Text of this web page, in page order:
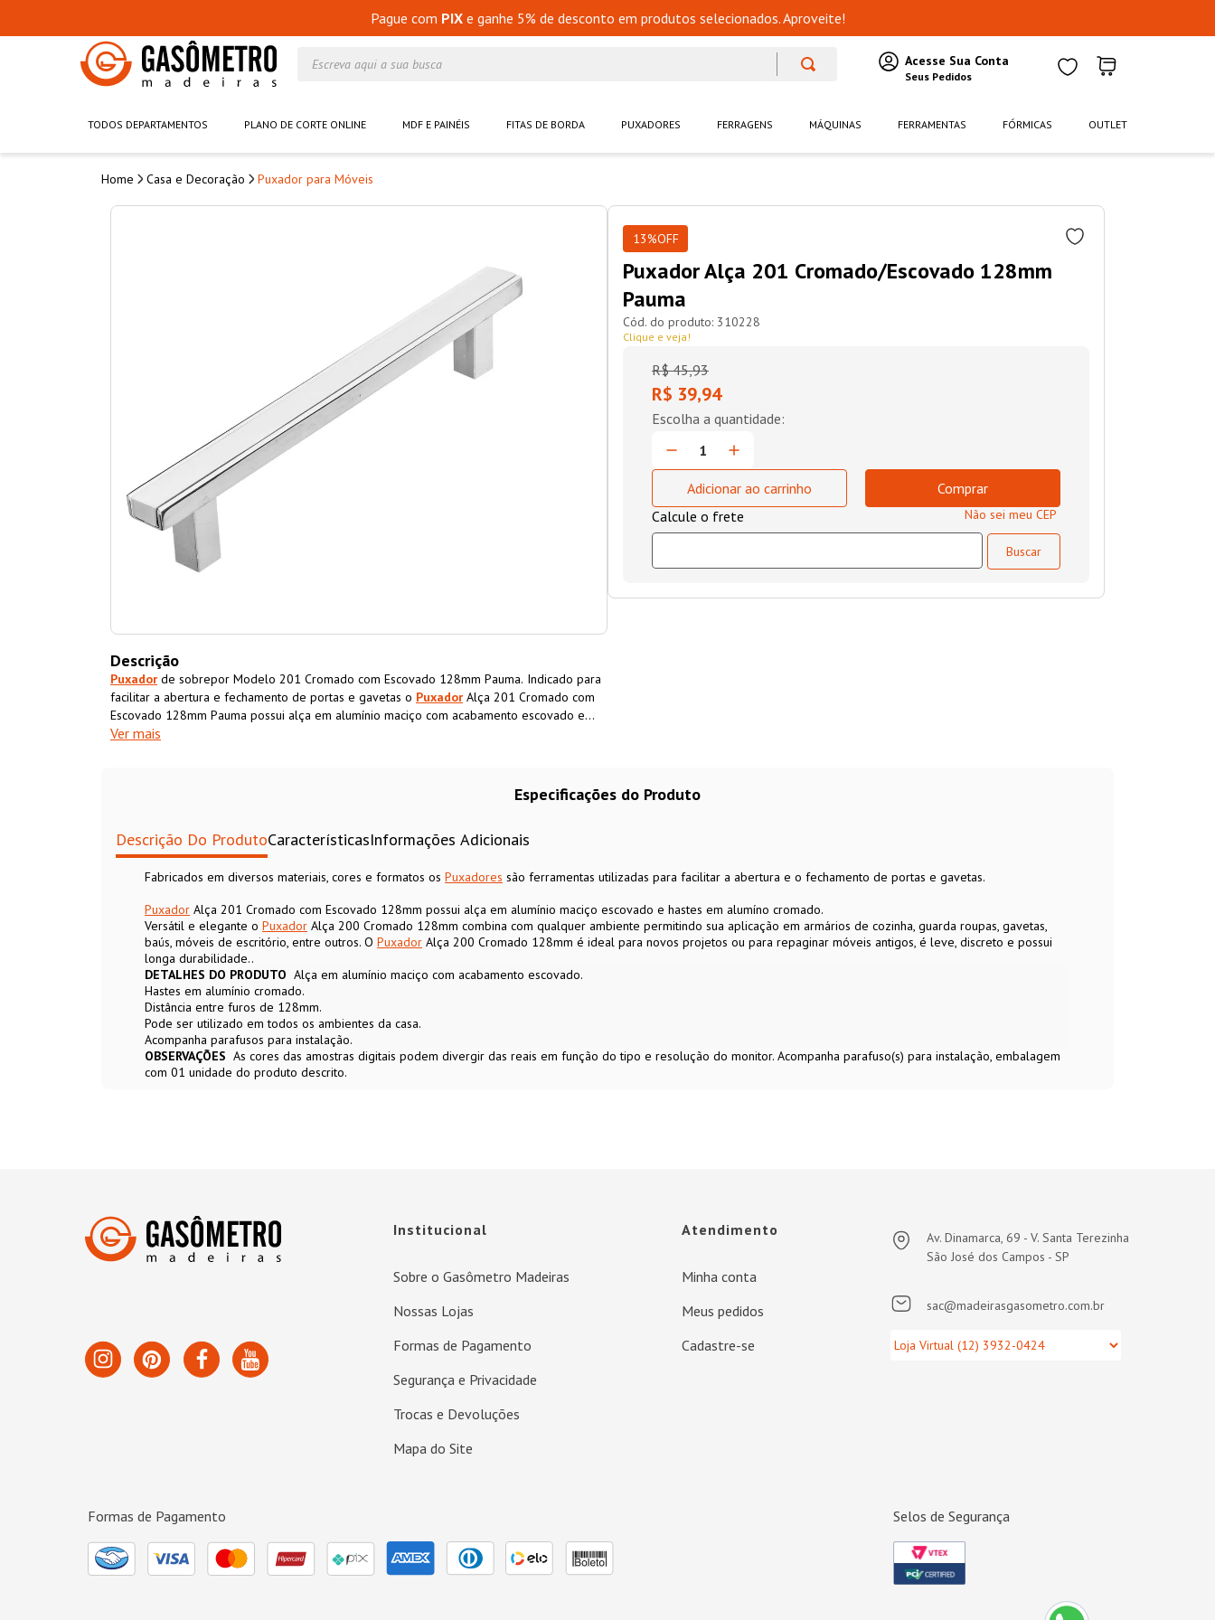
Pague com PIXe ganhe 5% de desconto em produtos selecionados. Aproveite!
TODOS DEPARTAMENTOS PLANO DE CORTE ONLINE MDF E PAINÉIS FITAS DE BORDA PUXADORES FERRAGENS MÁQUINAS FERRAMENTAS FÓRMICAS OUTLET
Casa e Decoração Puxador para Móveis
Descrição
Puxador de sobrepor Modelo 201 Cromado com Escovado 128mm Pauma. Indicado para
facilitar a abertura e fechamento de portas e gavetas o Puxador Alça 201 Cromado com
Escovado 128mm Pauma possui alça em alumínio maciço com acabamento escovado e
hastes em alumínio cromado, possui fácil instalação e pode ser instaldo em todos os
Ver mais
13%OFF
Puxador Alça 201 Cromado/Escovado 128mm
Pauma
310228
Clique e veja!
R$ 45,93
R$ 39,94
Adicionar ao carrinho Comprar
Não sei meu CEP
Especificações do Produto
Descrição Do ProdutoCaracterísticasInformações Adicionais
Fabricados em diversos materiais, cores e formatos os Puxadores são ferramentas utilizadas para facilitar a abertura e o fechamento de portas e gavetas.
Puxador Alça 201 Cromado com Escovado 128mm possui alça em alumínio maciço escovado e hastes em alumíno cromado.
Versátil e elegante o Puxador Alça 200 Cromado 128mm combina com qualquer ambiente permitindo sua aplicação em armários de cozinha, guarda roupas, gavetas,
baús, móveis de escritório, entre outros. O Puxador Alça 200 Cromado 128mm é ideal para novos projetos ou para repaginar móveis antigos, é leve, discreto e possui
longa durabilidade..
DETALHES DO PRODUTO Alça em alumínio maciço com acabamento escovado.
Hastes em alumínio cromado.
Distância entre furos de 128mm.
Pode ser utilizado em todos os ambientes da casa.
Acompanha parafusos para instalação.
OBSERVAÇÕES As cores das amostras digitais podem divergir das reais em função do tipo e resolução do monitor. Acompanha parafuso(s) para instalação, embalagem
com 01 unidade do produto descrito.
Institucional
Sobre o Gasômetro Madeiras
Nossas Lojas
Formas de Pagamento
Segurança e Privacidade
Trocas e Devoluções
Mapa do Site
Atendimento
Minha conta
Meus pedidos
Cadastre-se
Av. Dinamarca, 69 - V. Santa Terezinha
São José dos Campos - SP
sac@madeirasgasometro.com.br
Formas de Pagamento Selos de Segurança